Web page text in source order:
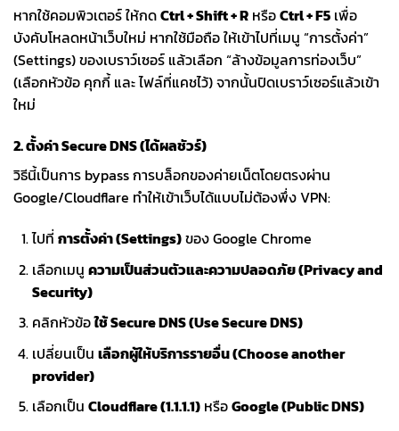
หากใช้คอมพิวเตอร์ ให้กดCtrl + Shift + R หรือCtrl + F5 เพื่อ
บังคับโหลดหน้าเว็บใหม่ หากใช้มือถือ ให้เข้าไปที่เมนู “การตั้งค่า”
(Settings) ของเบราว์เซอร์ แล้วเลือก “ล้างข้อมูลการท่องเว็บ”
(เลือกหัวข้อ คุกกี้ และ ไฟล์ที่แคชไว้) จากนั้นปิดเบราว์เซอร์แล้วเข้า
ใหม่
2. ตั้งค่า Secure DNS (ได้ผลชัวร์)
วิธีนี้เป็นการ bypass การบล็อกของค่ายเน็ตโดยตรงผ่าน
Google/Cloudflare ทำให้เข้าเว็บได้แบบไม่ต้องพึ่ง VPN:
ไปที่ การตั้งค่า (Settings)ของ Google Chrome
เลือกเมนู ความเป็นส่วนตัวและความปลอดภัย (Privacy and
Security)
คลิกหัวข้อใช้ Secure DNS (Use Secure DNS)
เปลี่ยนเป็น เลือกผู้ให้บริการรายอื่น (Choose another
provider)
เลือกเป็น Cloudflare (1.1.1.1)หรือGoogle (Public DNS)